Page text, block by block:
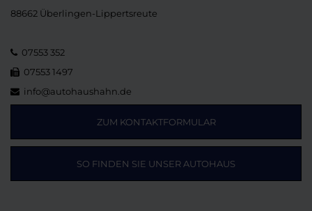
88662 Überlingen-Lippertsreute
07553 352
07553 1497
info@autohaushahn.de
ZUM KONTAKTFORMULAR
SO FINDEN SIE UNSER AUTOHAUS